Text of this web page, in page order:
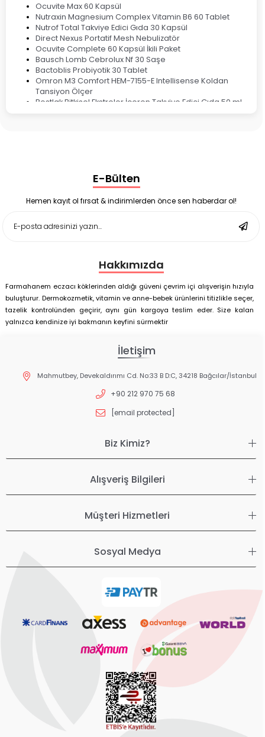
Ocuvite Max 60 Kapsül
Nutraxin Magnesium Complex Vitamin B6 60 Tablet
Nutrof Total Takviye Edici Gıda 30 Kapsül
Direct Nexus Portatif Mesh Nebulizatör
Ocuvite Complete 60 Kapsül İkili Paket
Bausch Lomb Cebrolux Nf 30 Saşe
Bactoblis Probiyotik 30 Tablet
Omron M3 Comfort HEM-7155-E Intellisense Koldan
Tansiyon Ölçer
Bestlak Bitkisel Ekstreler İçeren Takviye Edici Gıda 50 ml
Enterogermina Family 5 ml 20 Flakon
Deep Flex Stres Azaltıcı ve Enerji Dengeleyici Topraklama
Matı Set 40x60 cm
Deep Flex Stres Azaltıcı ve Enerji Dengeleyici Topraklama
E-Bülten
Hemen kayıt ol fırsat & indirimlerden önce sen haberdar ol!
Hakkımızda
Farmahanem eczacı köklerinden aldığı güveni çevrim içi alışverişin hızıyla
buluşturur. Dermokozmetik, vitamin ve anne-bebek ürünlerini titizlikle seçer,
tazelik kontrolünden geçirir, aynı gün kargoya teslim eder. Size kalan
yalnızca kendinize iyi bakmanın keyfini sürmektir
İletişim
Mahmutbey, Devekaldırımı Cd. No:33 B D:C, 34218 Bağcılar/İstanbul
+90 212 970 75 68
[email protected]
Biz Kimiz?
Alışveriş Bilgileri
Müşteri Hizmetleri
Sosyal Medya